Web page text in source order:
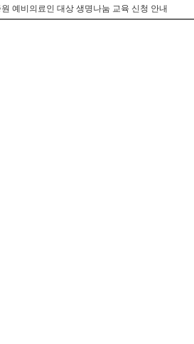
예비의료인 대상 생명나눔 교육 신청 안내